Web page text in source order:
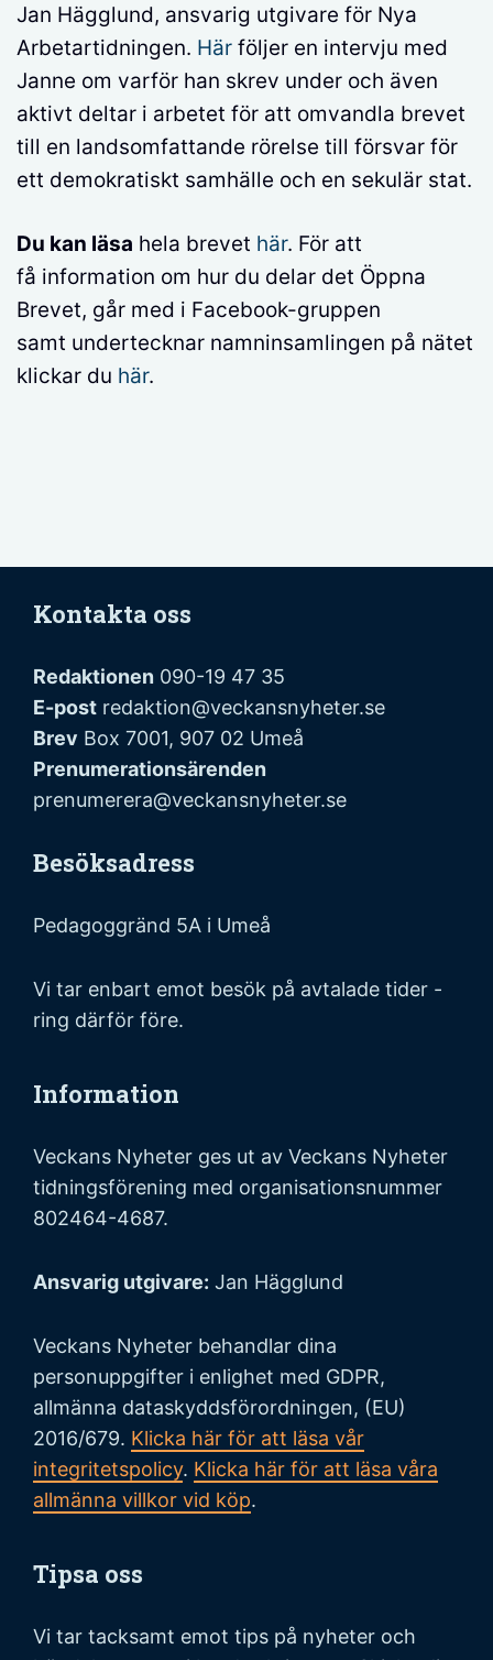
Jan Hägglund, ansvarig utgivare för Nya
Arbetartidningen. Här följer en intervju med
Janne om varför han skrev under och även
aktivt deltar i arbetet för att omvandla brevet
till en landsomfattande rörelse till försvar för
ett demokratiskt samhälle och en sekulär stat.
Du kan läsa hela brevet här. För att
få information om hur du delar det Öppna
Brevet, går med i Facebook-gruppen
samt undertecknar namninsamlingen på nätet
klickar du här.
Kontakta oss
Redaktionen 090-19 47 35
E-post redaktion@veckansnyheter.se
Brev Box 7001, 907 02 Umeå
Prenumerationsärenden
prenumerera@veckansnyheter.se
Besöksadress
Pedagoggränd 5A i Umeå
Vi tar enbart emot besök på avtalade tider -
ring därför före.
Information
Veckans Nyheter ges ut av Veckans Nyheter
tidningsförening med organisationsnummer
802464-4687.
Ansvarig utgivare: Jan Hägglund
Veckans Nyheter behandlar dina
personuppgifter i enlighet med GDPR,
allmänna dataskyddsförordningen, (EU)
2016/679. Klicka här för att läsa vår
integritetspolicy. Klicka här för att läsa våra
allmänna villkor vid köp.
Tipsa oss
Vi tar tacksamt emot tips på nyheter och